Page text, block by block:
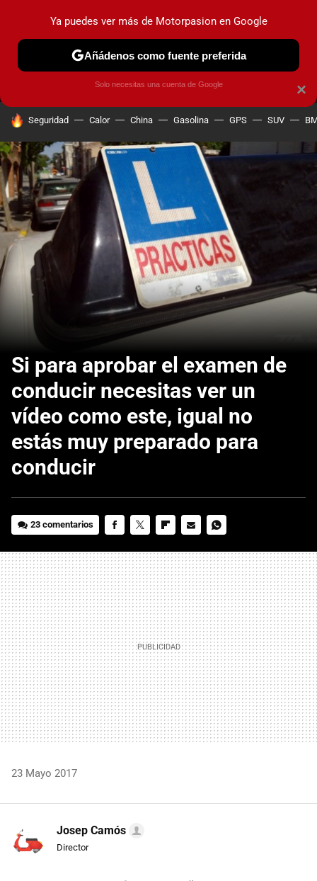
MENÚ NUEVO
COCHES ELÉCTRICOS OBSERVATORIO
HOY SE HABLA DE
Seguridad Calor China Gasolina GPS SUV
Si para aprobar el examen de
conducir necesitas ver un
vídeo como este, igual no
estás muy preparado para
conducir
23 comentarios
MAIL
23 Mayo 2017
Josep Camós
Director
×
Ya puedes ver más de Motorpasion en Google
Añádenos como fuente preferida
Solo necesitas una cuenta de Google